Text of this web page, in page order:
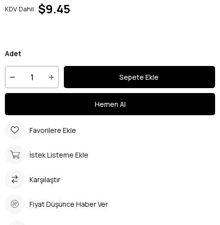
KDV Dahil $9.45
Adet
Favorilere Ekle
İstek Listeme Ekle
Karşılaştır
Fiyat Düşünce Haber Ver